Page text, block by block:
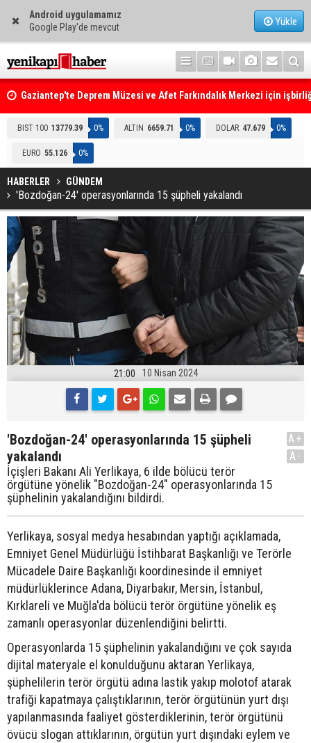
Android uygulamamız
Google Play'de mevcut
Yükle
Gaziantep'te Deprem Müzesi ve Afet Farkındalık Merkezi için
protokolü imzalandı
Resmi Gazete'de Bugün
BIST 100 13779.39 0% ALTIN 6659.71 0% DOLAR 47.679 0%
EURO 55.126 0%
HABERLER GÜNDEM
'Bozdoğan-24' operasyonlarında 15 şüpheli yakalandı
21:00 10 Nisan 2024
'Bozdoğan-24' operasyonlarında 15 şüpheli
yakalandı
İçişleri Bakanı Ali Yerlikaya, 6 ilde bölücü terör
örgütüne yönelik "Bozdoğan-24" operasyonlarında 15
şüphelinin yakalandığını bildirdi.
A+
A-
Yerlikaya, sosyal medya hesabından yaptığı açıklamada,
Emniyet Genel Müdürlüğü İstihbarat Başkanlığı ve Terörle
Mücadele Daire Başkanlığı koordinesinde il emniyet
müdürlüklerince Adana, Diyarbakır, Mersin, İstanbul,
Kırklareli ve Muğla'da bölücü terör örgütüne yönelik eş
zamanlı operasyonlar düzenlendiğini belirtti.
Operasyonlarda 15 şüphelinin yakalandığını ve çok sayıda
dijital materyale el konulduğunu aktaran Yerlikaya,
şüphelilerin terör örgütü adına lastik yakıp molotof atarak
trafiği kapatmaya çalıştıklarının, terör örgütünün yurt dışı
yapılanmasında faaliyet gösterdiklerinin, terör örgütünü
övücü slogan attıklarının, örgütün yurt dışındaki eylem ve